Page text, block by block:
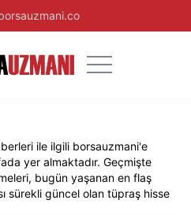
ile ilgili borsauzmani'e
yer almaktadır. Geçmişte
bugün yaşanan en flaş
sürekli güncel olan tüpraş hisse